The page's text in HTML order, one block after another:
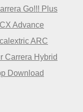
Go!!! Plus
Advance
ARC
Carrera Hybrid
Download